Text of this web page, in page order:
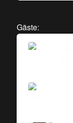
Gäste: